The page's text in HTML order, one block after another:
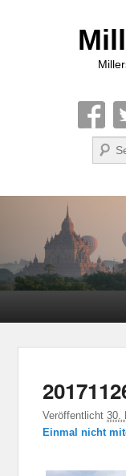
Suche
Veröffentlicht30.
Einmal nicht